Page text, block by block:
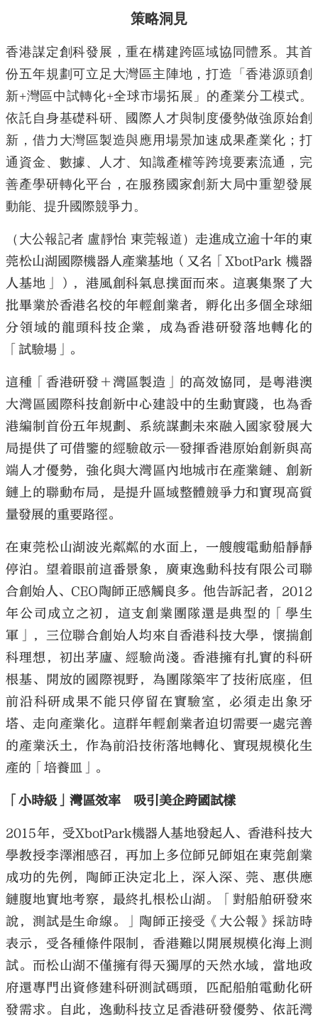
策略洞見
香港謀定創科發展，重在構建跨區域協同體系。其首
份五年規劃可立足大灣區主陣地，打造「香港源頭創
新+灣區中試轉化+全球市場拓展」的產業分工模式。
依託自身基礎科研、國際人才與制度優勢做強原始創
新，借力大灣區製造與應用場景加速成果產業化；打
通資金、數據、人才、知識產權等跨境要素流通，完
善產學研轉化平台，在服務國家創新大局中重塑發展
動能、提升國際競爭力。
（大公報記者 盧靜怡 東莞報道）走進成立逾十年的東
莞松山湖國際機器人產業基地（又名「XbotPark 機器
人基地」），港風創科氣息撲面而來。這裏集聚了大
批畢業於香港名校的年輕創業者，孵化出多個全球細
分領域的龍頭科技企業，成為香港研發落地轉化的
「試驗場」。
這種「香港研發＋灣區製造」的高效協同，是粵港澳
大灣區國際科技創新中心建設中的生動實踐，也為香
港編制首份五年規劃、系統謀劃未來融入國家發展大
局提供了可借鑒的經驗啟示─發揮香港原始創新與高
端人才優勢，強化與大灣區內地城市在產業鏈、創新
鏈上的聯動布局，是提升區域整體競爭力和實現高質
量發展的重要路徑。
在東莞松山湖波光粼粼的水面上，一艘艘電動船靜靜
停泊。望着眼前這番景象，廣東逸動科技有限公司聯
合創始人、CEO陶師正感觸良多。他告訴記者，2012
年公司成立之初，這支創業團隊還是典型的「學生
軍」，三位聯合創始人均來自香港科技大學，懷揣創
科理想，初出茅廬、經驗尚淺。香港擁有扎實的科研
根基、開放的國際視野，為團隊築牢了技術底座，但
前沿科研成果不能只停留在實驗室，必須走出象牙
塔、走向產業化。這群年輕創業者迫切需要一處完善
的產業沃土，作為前沿技術落地轉化、實現規模化生
產的「培養皿」。
「小時級」灣區效率 吸引美企跨國試樣
2015年，受XbotPark機器人基地發起人、香港科技大
學教授李澤湘感召，再加上多位師兄師姐在東莞創業
成功的先例，陶師正決定北上，深入深、莞、惠供應
鏈腹地實地考察，最終扎根松山湖。「對船舶研發來
說，測試是生命線。」陶師正接受《大公報》採訪時
表示，受各種條件限制，香港難以開展規模化海上測
試。而松山湖不僅擁有得天獨厚的天然水域，當地政
府還專門出資修建科研測試碼頭，匹配船舶電動化研
發需求。自此，逸動科技立足香港研發優勢、依託灣